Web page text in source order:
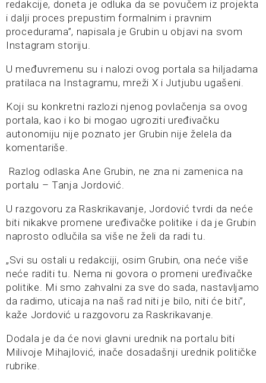
redakcije, doneta je odluka da se povučem iz projekta
i dalji proces prepustim formalnim i pravnim
procedurama”, napisala je Grubin u objavi na svom
Instagram storiju.
U međuvremenu su i nalozi ovog portala sa hiljadama
pratilaca na Instagramu, mreži X i Jutjubu ugašeni.
Koji su konkretni razlozi njenog povlačenja sa ovog
portala, kao i ko bi mogao ugroziti uređivačku
autonomiju nije poznato jer Grubin nije želela da
komentariše.
Razlog odlaska Ane Grubin, ne zna ni zamenica na
portalu – Tanja Jordović.
U razgovoru za Raskrikavanje, Jordović tvrdi da neće
biti nikakve promene uređivačke politike i da je Grubin
naprosto odlučila sa više ne želi da radi tu.
„Svi su ostali u redakciji, osim Grubin, ona neće više
neće raditi tu. Nema ni govora o promeni uređivačke
politike. Mi smo zahvalni za sve do sada, nastavljamo
da radimo, uticaja na naš rad niti je bilo, niti će biti”,
kaže Jordović u razgovoru za Raskrikavanje.
Dodala je da će novi glavni urednik na portalu biti
Milivoje Mihajlović, inače dosadašnji urednik političke
rubrike.